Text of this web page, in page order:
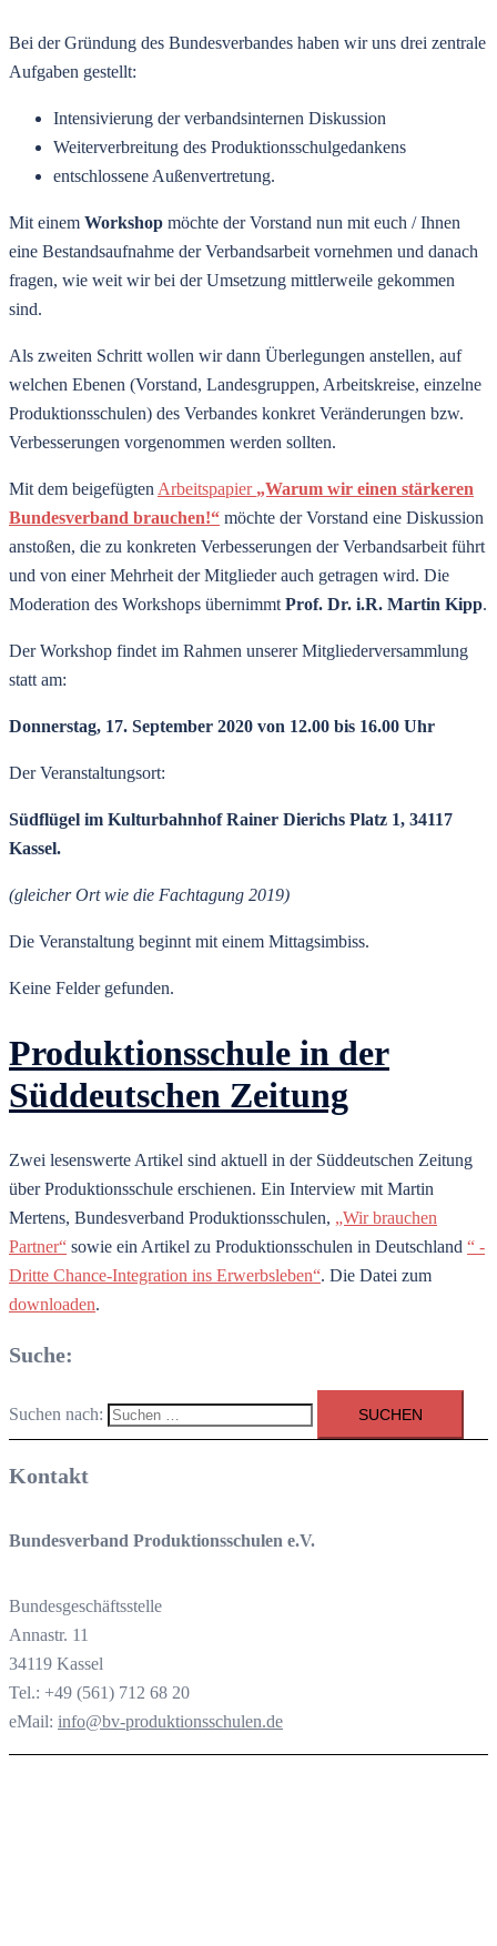
Bei der Gründung des Bundesverbandes haben wir uns drei zentrale
Aufgaben gestellt:
Intensivierung der verbandsinternen Diskussion
Weiterverbreitung des Produktionsschulgedankens
entschlossene Außenvertretung.
Mit einem Workshop möchte der Vorstand nun mit euch / Ihnen
eine Bestandsaufnahme der Verbandsarbeit vornehmen und danach
fragen, wie weit wir bei der Umsetzung mittlerweile gekommen
sind.
Als zweiten Schritt wollen wir dann Überlegungen anstellen, auf
welchen Ebenen (Vorstand, Landesgruppen, Arbeitskreise, einzelne
Produktionsschulen) des Verbandes konkret Veränderungen bzw.
Verbesserungen vorgenommen werden sollten.
Mit dem beigefügten Arbeitspapier „Warum wir einen stärkeren
Bundesverband brauchen!“ möchte der Vorstand eine Diskussion
anstoßen, die zu konkreten Verbesserungen der Verbandsarbeit führt
und von einer Mehrheit der Mitglieder auch getragen wird. Die
Moderation des Workshops übernimmt Prof. Dr. i.R. Martin Kipp.
Der Workshop findet im Rahmen unserer Mitgliederversammlung
statt am:
Donnerstag, 17. September 2020 von 12.00 bis 16.00 Uhr
Der Veranstaltungsort:
Südflügel im Kulturbahnhof Rainer Dierichs Platz 1, 34117
Kassel.
(gleicher Ort wie die Fachtagung 2019)
Die Veranstaltung beginnt mit einem Mittagsimbiss.
Keine Felder gefunden.
Produktionsschule in der
Süddeutschen Zeitung
Zwei lesenswerte Artikel sind aktuell in der Süddeutschen Zeitung
über Produktionsschule erschienen. Ein Interview mit Martin
Mertens, Bundesverband Produktionsschulen, „Wir brauchen
Partner“ sowie ein Artikel zu Produktionsschulen in Deutschland “ -
Dritte Chance-Integration ins Erwerbsleben“. Die Datei zum
downloaden.
Suche:
Suchen nach:
Kontakt
Bundesverband Produktionsschulen e.V.
Bundesgeschäftsstelle
Annastr. 11
34119 Kassel
Tel.: +49 (561) 712 68 20
eMail: info@bv-produktionsschulen.de